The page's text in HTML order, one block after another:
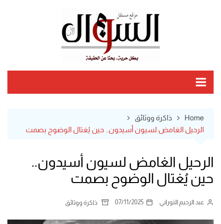
Home
ذاكرة ووثائق
الرحيل الغامض لسيون أسيدون.. حين يُغتال الوضوح بصمت
الرحيل الغامض لسيون أسيدون..
حين يُغتال الوضوح بصمت
عبد الرحيم التوراني 07/11/2025 ذاكرة ووثائق